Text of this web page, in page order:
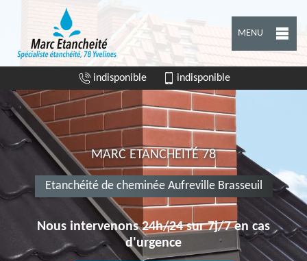
MENU
indisponible indisponible
MARC ETANCHEITÉ 78
Etanchéité de cheminée Aufreville Brasseuil
Nous intervenons 24h/24 sur 7j/7 en cas
d'urgence